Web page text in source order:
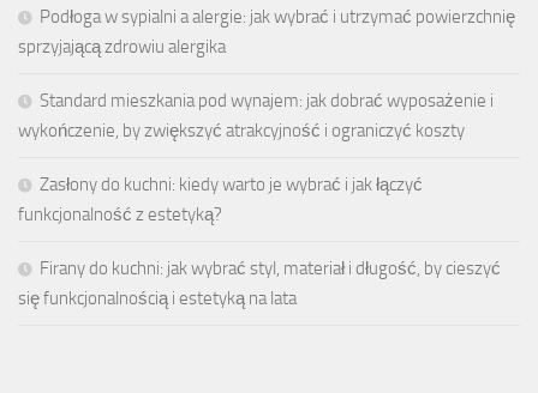
Podłoga w sypialni a alergie: jak wybrać i utrzymać powierzchnię
sprzyjającą zdrowiu alergika
Standard mieszkania pod wynajem: jak dobrać wyposażenie i
wykończenie, by zwiększyć atrakcyjność i ograniczyć koszty
Zasłony do kuchni: kiedy warto je wybrać i jak łączyć
funkcjonalność z estetyką?
Firany do kuchni: jak wybrać styl, materiał i długość, by cieszyć
się funkcjonalnością i estetyką na lata